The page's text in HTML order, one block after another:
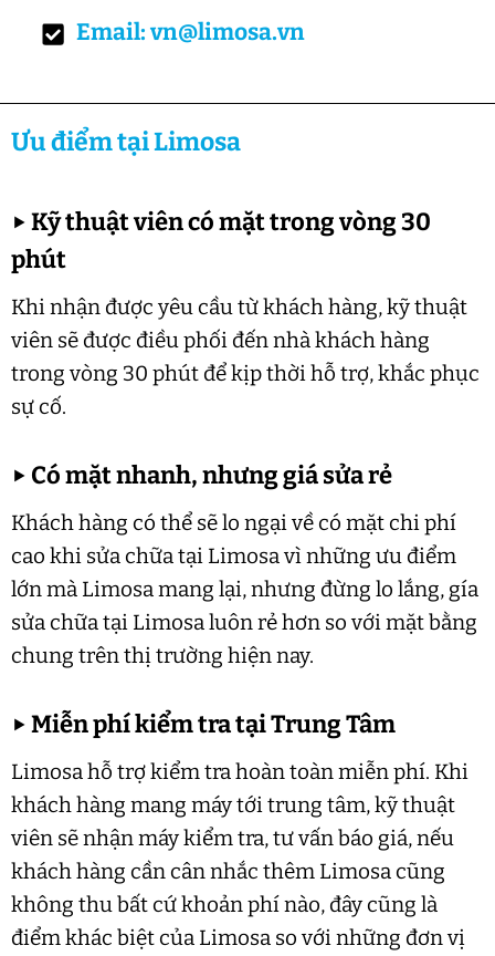
Email: vn@limosa.vn
Ưu điểm tại Limosa
▶Kỹ thuật viên có mặt trong vòng 30
phút
Khi nhận được yêu cầu từ khách hàng, kỹ thuật
viên sẽ được điều phối đến nhà khách hàng
trong vòng 30 phút để kịp thời hỗ trợ, khắc phục
sự cố.
▶ Có mặt nhanh, nhưng giá sửa rẻ
Khách hàng có thể sẽ lo ngại về có mặt chi phí
cao khi sửa chữa tại Limosa vì những ưu điểm
lớn mà Limosa mang lại, nhưng đừng lo lắng, gía
sửa chữa tại Limosa luôn rẻ hơn so với mặt bằng
chung trên thị trường hiện nay.
▶Miễn phí kiểm tra tại Trung Tâm
Limosa hỗ trợ kiểm tra hoàn toàn miễn phí. Khi
khách hàng mang máy tới trung tâm, kỹ thuật
viên sẽ nhận máy kiểm tra, tư vấn báo giá, nếu
khách hàng cần cân nhắc thêm Limosa cũng
không thu bất cứ khoản phí nào, đây cũng là
điểm khác biệt của Limosa so với những đơn vị